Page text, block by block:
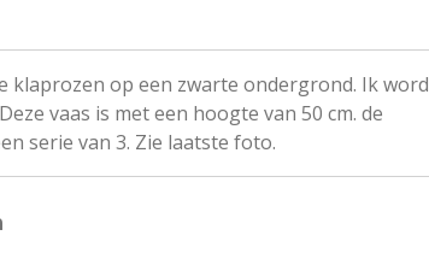
klaprozen op een zwarte ondergrond. Ik word
vaas is met een hoogte van 50 cm. de
serie van 3. Zie laatste foto.